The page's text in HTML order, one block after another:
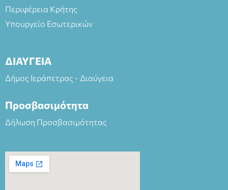
Περιφέρεια Κρήτης
Υπουργείο Εσωτερικών
ΔΙΑΥΓΕΙΑ
Δήμος Ιεράπετρας - Διαύγεια
Προσβασιμότητα
Δήλωση Προσβασιμότητας